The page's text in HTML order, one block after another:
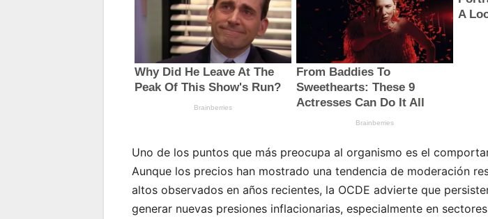
Uno de los puntos que más preocupa al organismo es el
Aunque los precios han mostrado una tendencia de moderación
altos observados en años recientes, la OCDE advierte que
generar nuevas presiones inflacionarias, especialmente en